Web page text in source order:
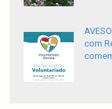
com